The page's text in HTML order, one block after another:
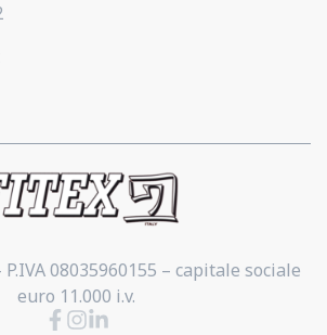
P.IVA 08035960155 – capitale sociale
euro 11.000 i.v.